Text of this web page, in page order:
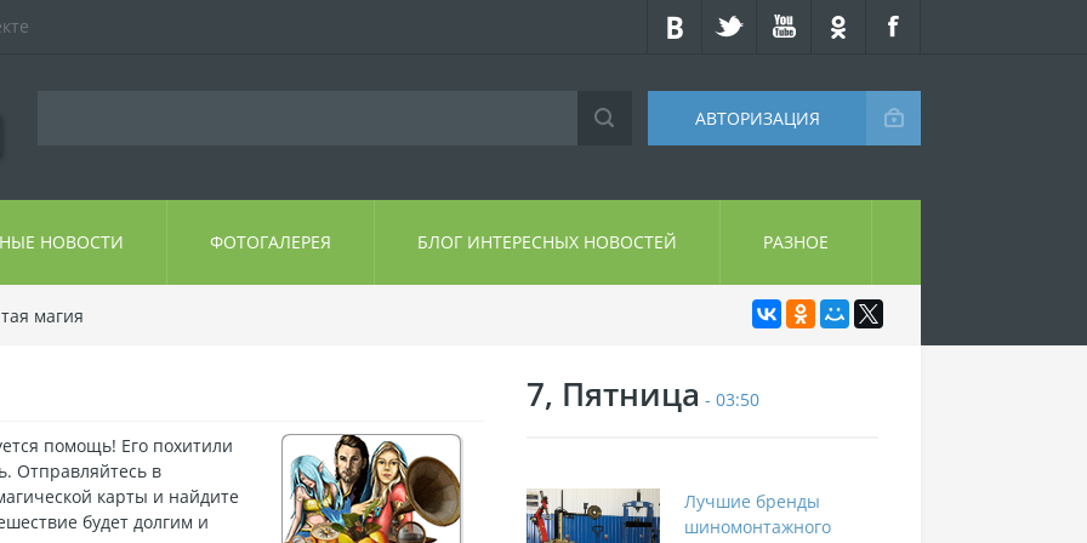
АВТОРИЗАЦИЯ
НОВОСТИ ФОТОГАЛЕРЕЯ БЛОГ ИНТЕРЕСНЫХ НОВОСТЕЙ РАЗНОЕ
магия
помощь! Его похитили
Отправляйтесь в
карты и найдите
будет долгим и
7, Пятница - 03:50
Лучшие бренды
шиномонтажного